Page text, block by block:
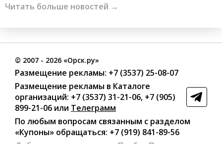
Читать больше новостей →
© 2007 - 2026 «Орск.ру»
Размещение рекламы: +7 (3537) 25-08-07
Размещение рекламы в Каталоге
организаций: +7 (3537) 31-21-06, +7 (905)
899-21-06 или Телеграмм
По любым вопросам связанным с разделом
«Купоны» обращаться: +7 (919) 841-89-56